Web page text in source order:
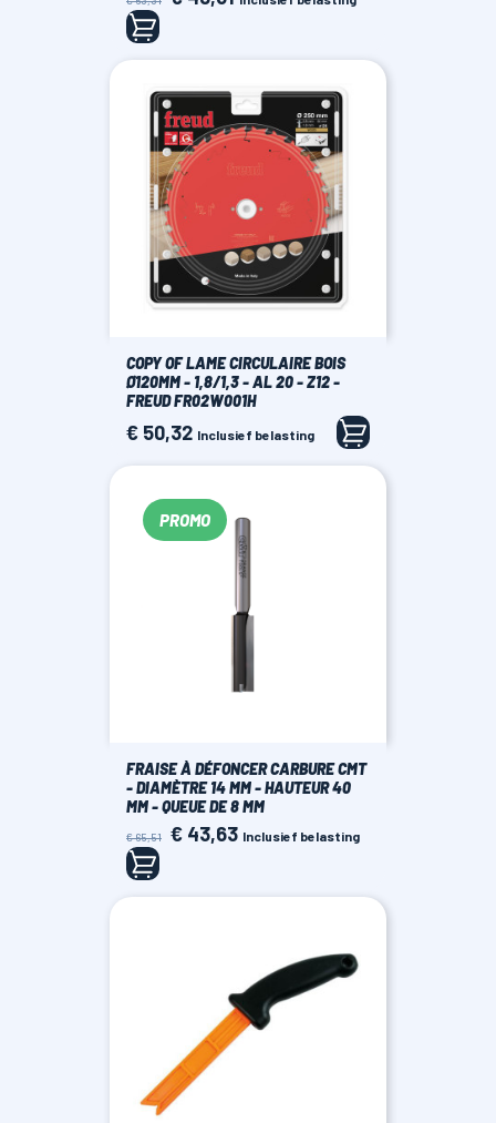
prijs
COPY OF LAME CIRCULAIRE BOIS
Ø120MM - 1,8/1,3 - AL 20 - Z12 -
FREUD FR02W001H
Prijs
€ 50,32 Inclusief belasting
PROMO
FRAISE À DÉFONCER CARBURE CMT
- DIAMÈTRE 14 MM - HAUTEUR 40
MM - QUEUE DE 8 MM
Normale
prijs
€ 65,51 Prijs
€ 43,63 Inclusief belasting